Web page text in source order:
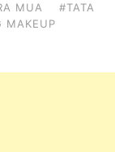
MUA
#TATA
MAKEUP